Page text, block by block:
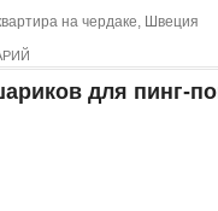
для пинг-